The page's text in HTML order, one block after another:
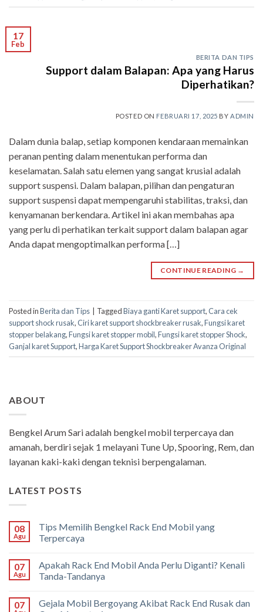
17
Feb
BERITA DAN TIPS
Support dalam Balapan: Apa yang Harus
Diperhatikan?
POSTED ON FEBRUARI 17, 2025 BYADMIN
Dalam dunia balap, setiap komponen kendaraan memainkan
peranan penting dalam menentukan performa dan
keselamatan. Salah satu elemen yang sangat krusial adalah
support suspensi. Dalam balapan, pilihan dan pengaturan
support suspensi dapat mempengaruhi stabilitas, traksi, dan
kenyamanan berkendara. Artikel ini akan membahas apa
yang perlu di perhatikan terkait support dalam balapan agar
Anda dapat mengoptimalkan performa […]
CONTINUE READING →
Posted inBerita dan Tips TaggedBiaya ganti Karet support,Cara cek
support shock rusak,Ciri karet support shockbreaker rusak,Fungsi karet
stopper belakang,Fungsi karet stopper mobil,Fungsi karet stopper Shock,
Ganjal karet Support,Harga Karet Support Shockbreaker Avanza Original
ABOUT
Bengkel Arum Sari adalah bengkel mobil terpercaya dan
amanah, berdiri sejak 1 melayani Tune Up, Spooring, Rem, dan
layanan kaki-kaki dengan teknisi berpengalaman.
LATEST POSTS
08
Agu
Tips Memilih Bengkel Rack End Mobil yang
Terpercaya
07
Agu
Apakah Rack End Mobil Anda Perlu Diganti? Kenali
Tanda-Tandanya
07
Gejala Mobil Bergoyang Akibat Rack End Rusak dan